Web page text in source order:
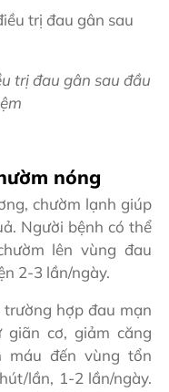
trị đau gân sau đầu
nóng
chườm lạnh giúp
Người bệnh có thể
lên vùng đau
2-3 lần/ngày.
trường hợp đau mạn
cơ, giảm căng
máu đến vùng tổn
lần, 1-2 lần/ngày.